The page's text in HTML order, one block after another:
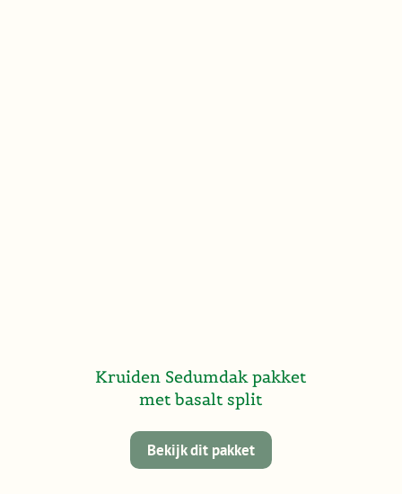
Kruiden Sedumdak pakket
met basalt split
Bekijk dit pakket